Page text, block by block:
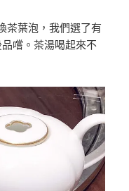
茶葉泡，我們選了有
嚐。茶湯喝起來不